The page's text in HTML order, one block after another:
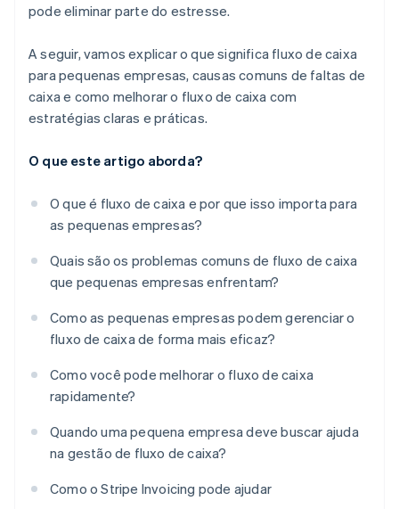
pode eliminar parte do estresse.
A seguir, vamos explicar o que significa fluxo de caixa
para pequenas empresas, causas comuns de faltas de
caixa e como melhorar o fluxo de caixa com
estratégias claras e práticas.
O que este artigo aborda?
O que é fluxo de caixa e por que isso importa para
as pequenas empresas?
Quais são os problemas comuns de fluxo de caixa
que pequenas empresas enfrentam?
Como as pequenas empresas podem gerenciar o
fluxo de caixa de forma mais eficaz?
Como você pode melhorar o fluxo de caixa
rapidamente?
Quando uma pequena empresa deve buscar ajuda
na gestão de fluxo de caixa?
Como o Stripe Invoicing pode ajudar